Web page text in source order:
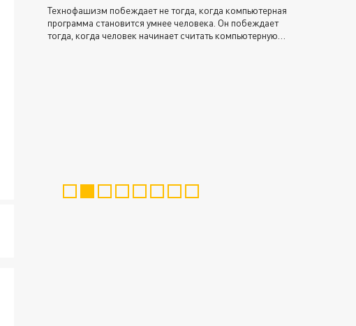
Технофашизм побеждает не тогда, когда компьютерная
программа становится умнее человека. Он побеждает
тогда, когда человек начинает считать компьютерную